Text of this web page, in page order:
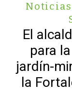
Noticias
El
para
jardín-
la